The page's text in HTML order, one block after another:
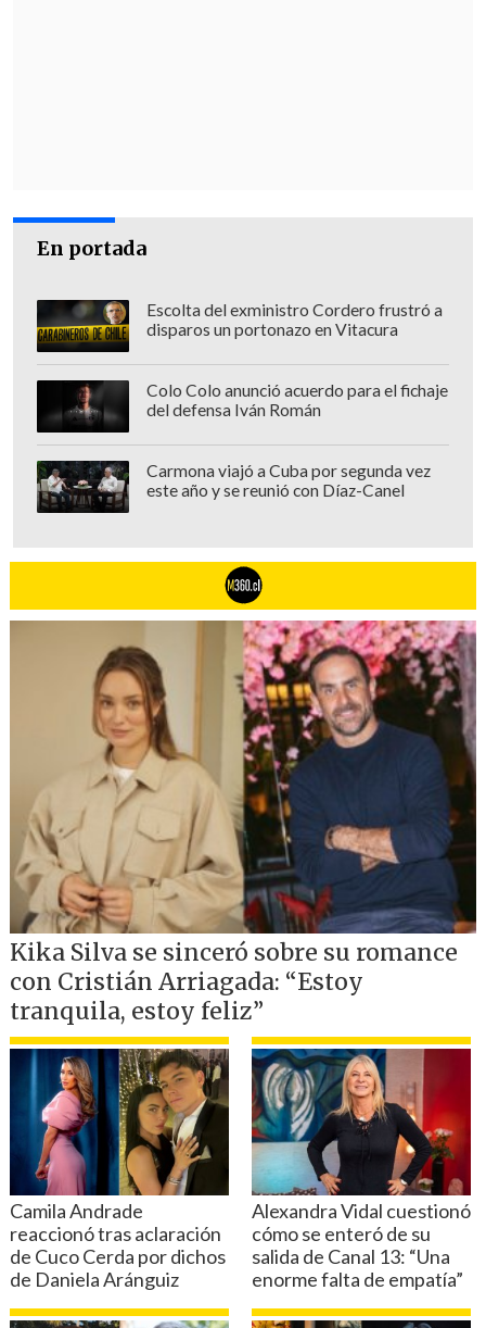
En portada
Escolta del exministro Cordero frustró a
disparos un portonazo en Vitacura
Colo Colo anunció acuerdo para el fichaje
del defensa Iván Román
Carmona viajó a Cuba por segunda vez
este año y se reunió con Díaz-Canel